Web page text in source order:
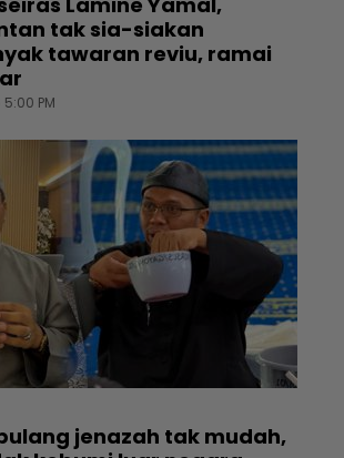
tak sia-siakan
tawaran reviu, ramai
PM
jenazah tak mudah,